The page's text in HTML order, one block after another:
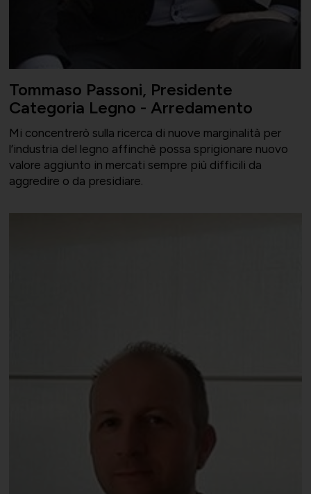
Tommaso Passoni, Presidente
Categoria Legno - Arredamento
Mi concentrerò sulla ricerca di nuove marginalità per
l’industria del legno affinchè possa sprigionare nuovo
valore aggiunto in mercati sempre più difficili da
aggredire o da presidiare.